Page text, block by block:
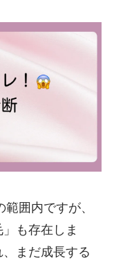
囲内ですが、
も存在しま
まだ成長する